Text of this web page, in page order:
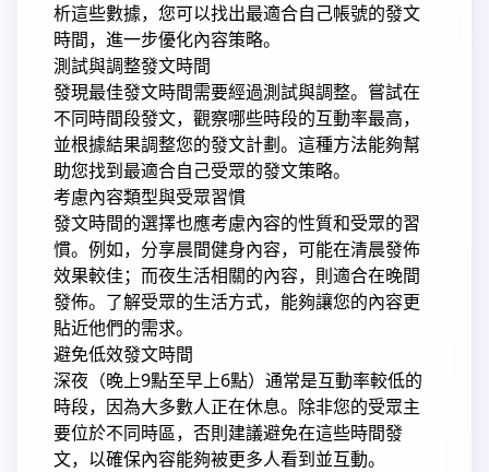
析這些數據，您可以找出最適合自己帳號的發文
時間，進一步優化內容策略。
測試與調整發文時間
發現最佳發文時間需要經過測試與調整。 嘗試在
不同時間段發文，觀察哪些時段的互動率最高，
並根據結果調整您的發文計劃。 這種方法能夠幫
助您找到最適合自己受眾的發文策略。
考慮內容類型與受眾習慣
發文時間的選擇也應考慮內容的性質和受眾的習
慣。 例如，分享晨間健身內容，可能在清晨發佈
效果較佳；而夜生活相關的內容，則適合在晚間
發佈。 了解受眾的生活方式，能夠讓您的內容更
貼近他們的需求。
避免低效發文時間
深夜（晚上9點至早上6點）通常是互動率較低的
時段，因為大多數人正在休息。 除非您的受眾主
要位於不同時區，否則建議避免在這些時間發
文，以確保內容能夠被更多人看到並互動。